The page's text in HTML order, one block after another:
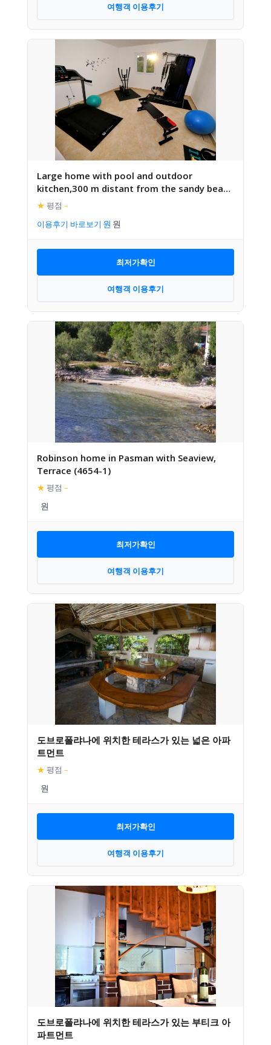
여행객 이용후기
Large home with pool and outdoor
kitchen,300 m distant from the sandy beach
★ 평점 –
이용후기 바로보기
최저가확인
여행객 이용후기
Robinson home in Pasman with Seaview,
Terrace (4654-1)
★ 평점 –
최저가확인
여행객 이용후기
도브로폴랴나에 위치한 테라스가 있는 넓은 아파
트먼트
★ 평점 –
최저가확인
여행객 이용후기
도브로폴랴나에 위치한 테라스가 있는 부티크 아
파트먼트